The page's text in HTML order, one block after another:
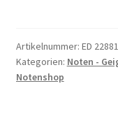
Piano)
Menge
Artikelnummer: ED 22881
Kategorien: Noten -
Notenshop